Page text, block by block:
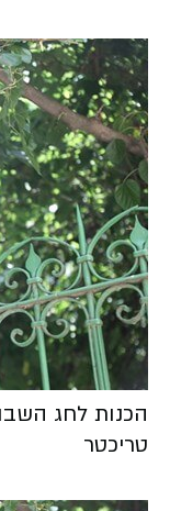
הכנות לחג
טריכטר